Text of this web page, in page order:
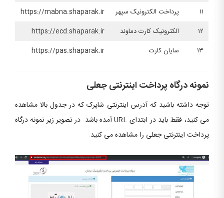
۱۱
پرداخت الکترونیک سپهر
https://mabna.shaparak.ir
۱۲
الکترونیک کارت دماوند
https://ecd.shaparak.ir
۱۳
سایان کارت https://pas.shaparak.ir
نمونه درگاه پرداخت اینترنتی جعلی
توجه داشته باشید که آدرس اینترنتی شاپرک که در جدول بالا مشاهده
می کنید، فقط باید در ابتدای URL آمده باشد. در تصویر زیر نمونه درگاه
پرداخت اینترنتی جعلی را مشاهده می کنید.